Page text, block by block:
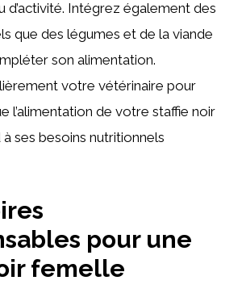
d’activité. Intégrez également des
que des légumes et de la viande
son alimentation.
votre vétérinaire pour
l’alimentation de votre staffie noir
ses besoins nutritionnels
pour une
femelle